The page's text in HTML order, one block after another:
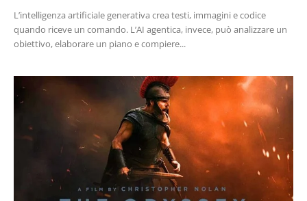
L’intelligenza artificiale generativa crea testi, immagini e codice
quando riceve un comando. L’AI agentica, invece, può analizzare un
obiettivo, elaborare un piano e compiere...